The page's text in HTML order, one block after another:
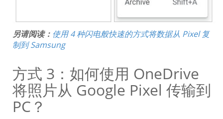
另请阅读： 使用 4 种闪电般快速的方式将数据从 Pixel 复
制到 Samsung
方式 3：如何使用 OneDrive
将照片从 Google Pixel 传输到
PC？